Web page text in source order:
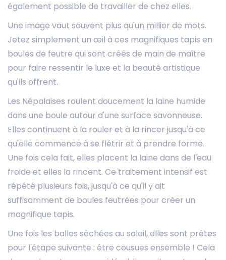
également possible de travailler de chez elles.
Une image vaut souvent plus qu'un millier de mots.
Jetez simplement un œil à ces magnifiques tapis en
boules de feutre qui sont créés de main de maître
pour faire ressentir le luxe et la beauté artistique
qu'ils offrent.
Les Népalaises roulent doucement la laine humide
dans une boule autour d'une surface savonneuse.
Elles continuent à la rouler et à la rincer jusqu'à ce
qu'elle commence à se flétrir et à prendre forme.
Une fois cela fait, elles placent la laine dans de l'eau
froide et elles la rincent. Ce traitement intensif est
répété plusieurs fois, jusqu'à ce qu'il y ait
suffisamment de boules feutrées pour créer un
magnifique tapis.
Une fois les balles séchées au soleil, elles sont prêtes
pour l'étape suivante : être cousues ensemble ! Cela